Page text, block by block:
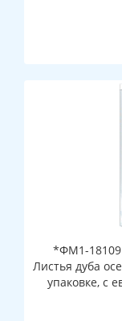
*ФМ1-
Листья дуба
упаковке, с